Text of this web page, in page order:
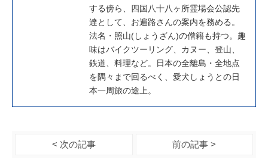
する傍ら、四国八十八ヶ所霊場会公認先
達として、お遍路さんの案内を務める。
法名・照山(しょうざん)の僧籍も持つ。趣
味はバイクツーリング、カヌー、登山、
鉄道、料理など。日本の全離島・全地点
を隅々まで回るべく、愛犬しょうとの日
本一周旅の途上。
前の記事 >
< 次の記事